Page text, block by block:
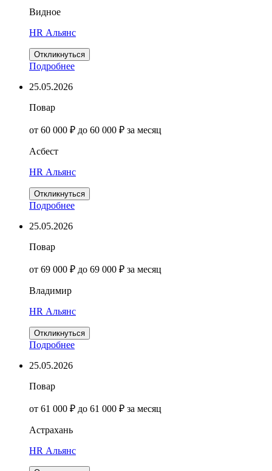
Видное
HR Альянс
Откликнуться
Подробнее
25.05.2026
Повар
от 60 000 ₽ до 60 000 ₽ за месяц
Асбест
HR Альянс
Откликнуться
Подробнее
25.05.2026
Повар
от 69 000 ₽ до 69 000 ₽ за месяц
Владимир
HR Альянс
Откликнуться
Подробнее
25.05.2026
Повар
от 61 000 ₽ до 61 000 ₽ за месяц
Астрахань
HR Альянс